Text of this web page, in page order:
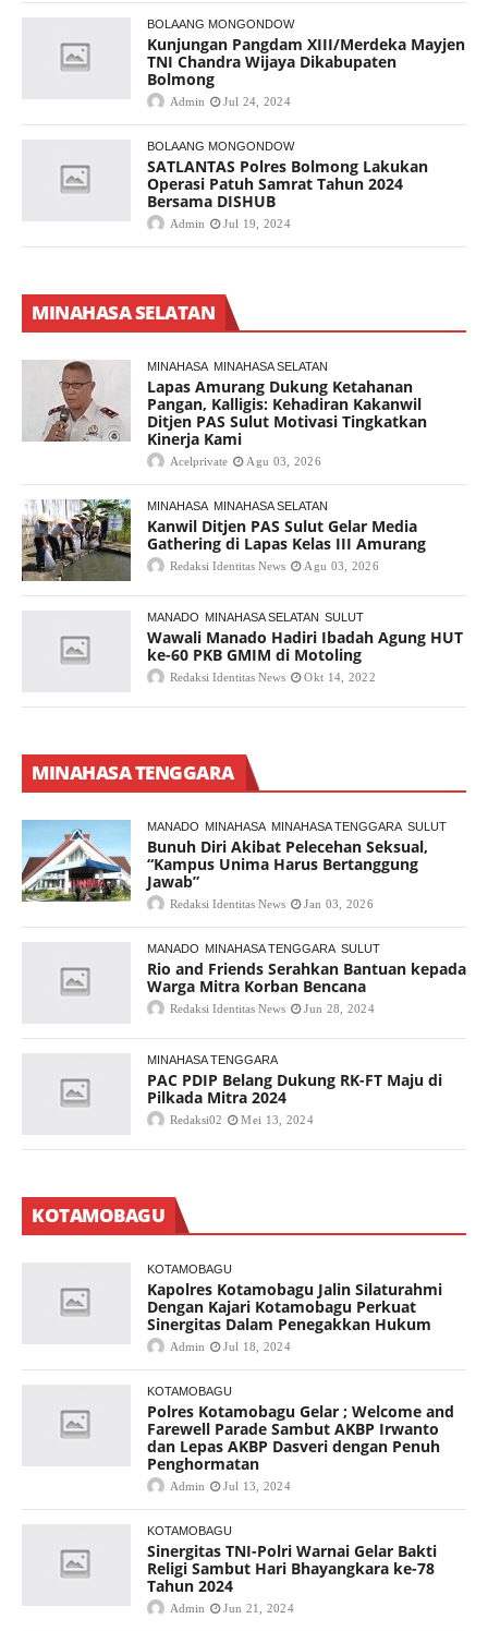
BOLAANG MONGONDOW
Kunjungan Pangdam XIII/Merdeka Mayjen
TNI Chandra Wijaya Dikabupaten
Bolmong
Admin Jul 24, 2024
BOLAANG MONGONDOW
SATLANTAS Polres Bolmong Lakukan
Operasi Patuh Samrat Tahun 2024
Bersama DISHUB
Admin Jul 19, 2024
MINAHASA SELATAN
MINAHASA MINAHASA SELATAN
Lapas Amurang Dukung Ketahanan
Pangan, Kalligis: Kehadiran Kakanwil
Ditjen PAS Sulut Motivasi Tingkatkan
Kinerja Kami
Acelprivate Agu 03, 2026
MINAHASA MINAHASA SELATAN
Kanwil Ditjen PAS Sulut Gelar Media
Gathering di Lapas Kelas III Amurang
Redaksi Identitas News Agu 03, 2026
MANADO MINAHASA SELATAN SULUT
Wawali Manado Hadiri Ibadah Agung HUT
ke-60 PKB GMIM di Motoling
Redaksi Identitas News Okt 14, 2022
MINAHASA TENGGARA
MANADO MINAHASA MINAHASA TENGGARA SULUT
Bunuh Diri Akibat Pelecehan Seksual,
“Kampus Unima Harus Bertanggung
Jawab”
Redaksi Identitas News Jan 03, 2026
MANADO MINAHASA TENGGARA SULUT
Rio and Friends Serahkan Bantuan kepada
Warga Mitra Korban Bencana
Redaksi Identitas News Jun 28, 2024
MINAHASA TENGGARA
PAC PDIP Belang Dukung RK-FT Maju di
Pilkada Mitra 2024
Redaksi02 Mei 13, 2024
KOTAMOBAGU
KOTAMOBAGU
Kapolres Kotamobagu Jalin Silaturahmi
Dengan Kajari Kotamobagu Perkuat
Sinergitas Dalam Penegakkan Hukum
Admin Jul 18, 2024
KOTAMOBAGU
Polres Kotamobagu Gelar ; Welcome and
Farewell Parade Sambut AKBP Irwanto
dan Lepas AKBP Dasveri dengan Penuh
Penghormatan
Admin Jul 13, 2024
KOTAMOBAGU
Sinergitas TNI-Polri Warnai Gelar Bakti
Religi Sambut Hari Bhayangkara ke-78
Tahun 2024
Admin Jun 21, 2024